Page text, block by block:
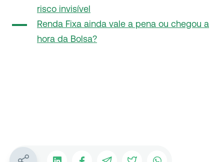
risco invisível
Renda Fixa ainda vale a pena ou chegou a
hora da Bolsa?